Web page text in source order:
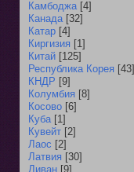
Камбоджа [4]
Канада [32]
Катар [4]
Киргизия [1]
Китай [125]
Республика Корея [43]
КНДР [9]
Колумбия [8]
Косово [6]
Куба [1]
Кувейт [2]
Лаос [2]
Латвия [30]
Ливан [9]